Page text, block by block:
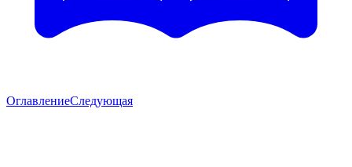
ОглавлениеСледующая